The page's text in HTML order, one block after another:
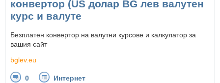
конвертор (US долар BG лев валутен
курс и валуте
Безплатен конвертор на валутни курсове и калкулатор за
вашия сайт
bglev.eu
0 Интернет